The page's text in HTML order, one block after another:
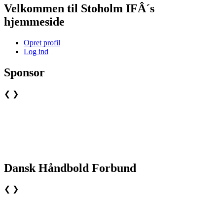
Velkommen til Stoholm IFÂ´s
hjemmeside
Opret profil
Log ind
Sponsor
❮ ❯
Dansk Håndbold Forbund
❮ ❯